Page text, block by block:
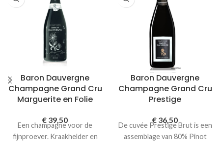
Baron Dauvergne
Champagne Grand Cru
Marguerite en Folie
€ 39,50
Een champagne voor de
fijnproever. Kraakhelder en
Baron Dauvergne
Champagne Grand Cru
Prestige
€ 36,50
De cuvée Prestige Brut is een
assemblage van 80% Pinot